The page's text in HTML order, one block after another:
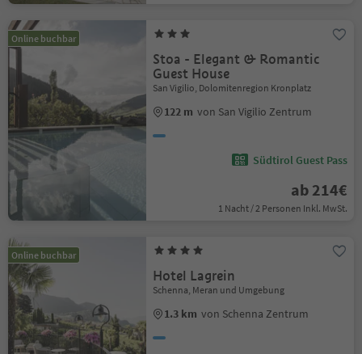
Online buchbar
Stoa - Elegant & Romantic
Guest House
San Vigilio, Dolomitenregion Kronplatz
122 m von San Vigilio Zentrum
Südtirol Guest Pass
ab 214€
1 Nacht / 2 Personen Inkl. MwSt.
Online buchbar
Hotel Lagrein
Schenna, Meran und Umgebung
1.3 km von Schenna Zentrum